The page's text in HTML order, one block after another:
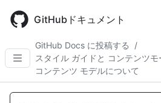
main
GitHubドキュメント
GitHub Docs に投稿する
/
スタイル ガイドと コンテンツモ
コンテンツ モデルについて